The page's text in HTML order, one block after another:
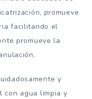
promueve
facilitando el
promueve la
y
con agua limpia y